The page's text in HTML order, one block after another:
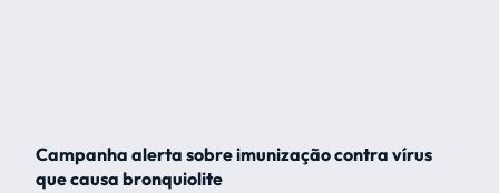
Campanha alerta sobre imunização contra vírus
que causa bronquiolite